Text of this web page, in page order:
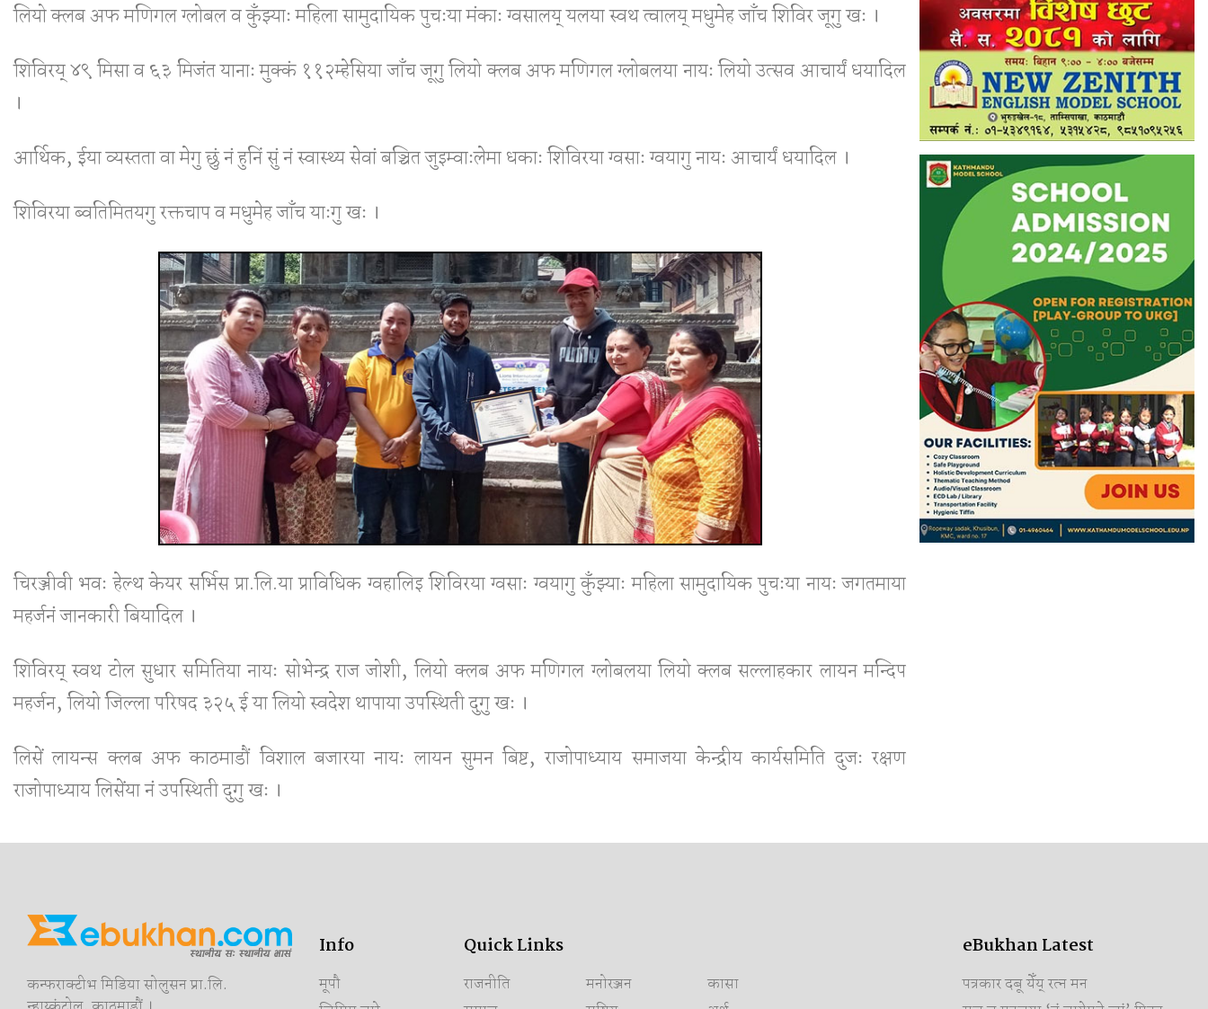
लियो क्लब अफ मणिगल ग्लोबल व कुँझ्याः महिला सामुदायिक पुचःया मंकाः ग्वसालय् यलया स्वथ त्वालय् मधुमेह जाँच शिविर जूगु खः ।
शिविरय् ४९ मिसा व ६३ मिजंत यानाः मुक्कं ११२म्हेसिया जाँच जूगु लियो क्लब अफ मणिगल ग्लोबलया नायः लियो उत्सव आचार्यं धयादिल
।
आर्थिक, ईया व्यस्तता वा मेगु छुं नं हुनिं सुं नं स्वास्थ्य सेवां बञ्चित जुइम्वाःलेमा धकाः शिविरया ग्वसाः ग्वयागु नायः आचार्यं धयादिल ।
शिविरया ब्वतिमितयगु रक्तचाप व मधुमेह जाँच याःगु खः ।
चिरञ्जीवी भवः हेल्थ केयर सर्भिस प्रा.लि.या प्राविधिक ग्वहालिइ शिविरया ग्वसाः ग्वयागु कुँझ्याः महिला सामुदायिक पुचःया नायः जगतमाया
महर्जनं जानकारी बियादिल ।
शिविरय् स्वथ टोल सुधार समितिया नायः सोभेन्द्र राज जोशी, लियो क्लब अफ मणिगल ग्लोबलया लियो क्लब सल्लाहकार लायन मन्दिप
महर्जन, लियो जिल्ला परिषद ३२५ ई या लियो स्वदेश थापाया उपस्थिती दुगु खः ।
लिसें लायन्स क्लब अफ काठमाडौं विशाल बजारया नायः लायन सुमन बिष्ट, राजोपाध्याय समाजया केन्द्रीय कार्यसमिति दुजः रक्षण
राजोपाध्याय लिसेंया नं उपस्थिती दुगु खः ।
कन्फराक्टीभ मिडिया सोलुसन प्रा.लि.
Info
मूपौ
Quick Links
राजनीति
मनोरञ्जन
कासा
eBukhan Latest
पत्रकार दबू येँय् रत्न मन